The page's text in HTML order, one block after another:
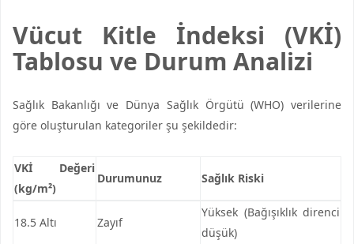
Vücut Kitle İndeksi (VKİ)
Tablosu ve Durum Analizi
Sağlık Bakanlığı ve Dünya Sağlık Örgütü (WHO) verilerine
göre oluşturulan kategoriler şu şekildedir:
VKİ Değeri
(kg/m²)
Durumunuz Sağlık Riski
18.5 Altı Zayıf
Yüksek (Bağışıklık direnci
düşük)